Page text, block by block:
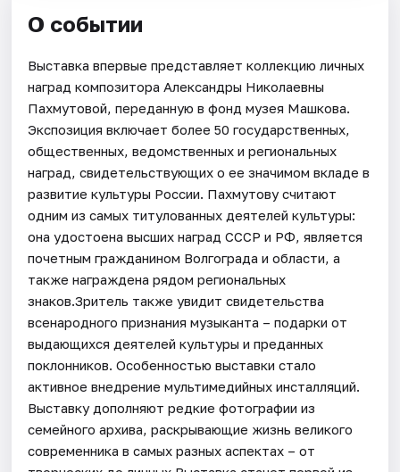
О событии
Выставка впервые представляет коллекцию личных
наград композитора Александры Николаевны
Пахмутовой, переданную в фонд музея Машкова.
Экспозиция включает более 50 государственных,
общественных, ведомственных и региональных
наград, свидетельствующих о ее значимом вкладе в
развитие культуры России. Пахмутову считают
одним из самых титулованных деятелей культуры:
она удостоена высших наград СССР и РФ, является
почетным гражданином Волгограда и области, а
также награждена рядом региональных
знаков.Зритель также увидит свидетельства
всенародного признания музыканта – подарки от
выдающихся деятелей культуры и преданных
поклонников. Особенностью выставки стало
активное внедрение мультимедийных инсталляций.
Выставку дополняют редкие фотографии из
семейного архива, раскрывающие жизнь великого
современника в самых разных аспектах – от